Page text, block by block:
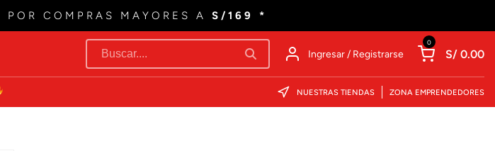
POR COMPRAS MAYORES A S/169 *
Ingresar / Registrarse
0
S/ 0.00
NUESTRAS TIENDAS ZONA EMPRENDEDORES